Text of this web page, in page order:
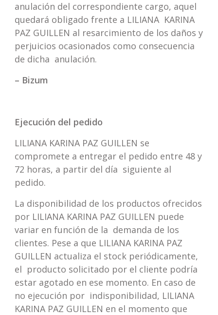
anulación del correspondiente cargo, aquel
quedará obligado frente a LILIANA KARINA
PAZ GUILLEN al resarcimiento de los daños y
perjuicios ocasionados como consecuencia
de dicha anulación.
– Bizum
Ejecución del pedido
LILIANA KARINA PAZ GUILLEN se
compromete a entregar el pedido entre 48 y
72 horas, a partir del día siguiente al
pedido.
La disponibilidad de los productos ofrecidos
por LILIANA KARINA PAZ GUILLEN puede
variar en función de la demanda de los
clientes. Pese a que LILIANA KARINA PAZ
GUILLEN actualiza el stock periódicamente,
el producto solicitado por el cliente podría
estar agotado en ese momento. En caso de
no ejecución por indisponibilidad, LILIANA
KARINA PAZ GUILLEN en el momento que